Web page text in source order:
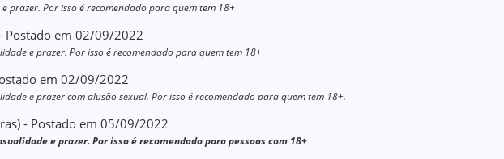
prazer. Por isso é recomendado para quem tem 18+
Postado em 02/09/2022
e prazer. Por isso é recomendado para quem tem 18+
em 02/09/2022
e prazer com alusão sexual. Por isso é recomendado para quem tem 18+.
- Postado em 05/09/2022
e prazer. Por isso é recomendado para pessoas com 18+